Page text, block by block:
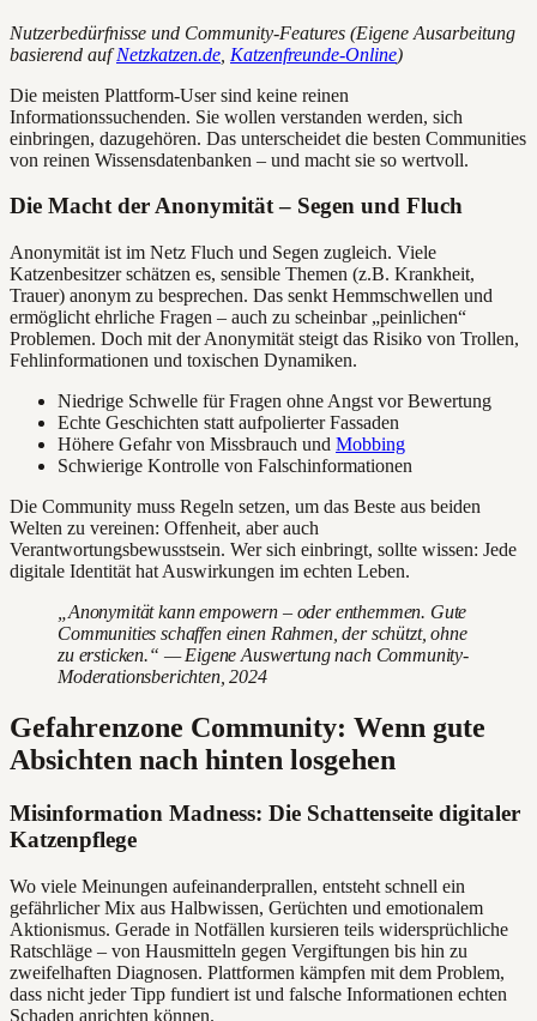
Nutzerbedürfnisse und Community-Features (Eigene Ausarbeitung
basierend aufNetzkatzen.de Katzenfreunde-Online)
Die meisten Plattform-User sind keine reinen
Informationssuchenden. Sie wollen verstanden werden, sich
einbringen, dazugehören. Das unterscheidet die besten Communities
von reinen Wissensdatenbanken – und macht sie so wertvoll.
Die Macht der Anonymität – Segen und Fluch
Anonymität ist im Netz Fluch und Segen zugleich. Viele
Katzenbesitzer schätzen es, sensible Themen (z.B. Krankheit,
Trauer) anonym zu besprechen. Das senkt Hemmschwellen und
ermöglicht ehrliche Fragen – auch zu scheinbar „peinlichen“
Problemen. Doch mit der Anonymität steigt das Risiko von Trollen,
Fehlinformationen und toxischen Dynamiken.
Niedrige Schwelle für Fragen ohne Angst vor Bewertung
Echte Geschichten statt aufpolierter Fassaden
Höhere Gefahr von Missbrauch und Mobbing
Schwierige Kontrolle von Falschinformationen
Die Community muss Regeln setzen, um das Beste aus beiden
Welten zu vereinen: Offenheit, aber auch
Verantwortungsbewusstsein. Wer sich einbringt, sollte wissen: Jede
digitale Identität hat Auswirkungen im echten Leben.
„Anonymität kann empowern – oder enthemmen. Gute
Communities schaffen einen Rahmen, der schützt, ohne
zu ersticken.“ — Eigene Auswertung nach Community-
Moderationsberichten, 2024
Gefahrenzone Community: Wenn gute
Absichten nach hinten losgehen
Misinformation Madness: Die Schattenseite digitaler
Katzenpflege
Wo viele Meinungen aufeinanderprallen, entsteht schnell ein
gefährlicher Mix aus Halbwissen, Gerüchten und emotionalem
Aktionismus. Gerade in Notfällen kursieren teils widersprüchliche
Ratschläge – von Hausmitteln gegen Vergiftungen bis hin zu
zweifelhaften Diagnosen. Plattformen kämpfen mit dem Problem,
dass nicht jeder Tipp fundiert ist und falsche Informationen echten
Schaden anrichten können.